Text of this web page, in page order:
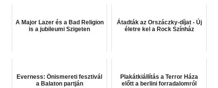
A Major Lazer és a Bad Religion
is a jubileumi Szigeten
Átadták az Orszáczky-díjat - Új
életre kel a Rock Színház
Everness: Önismereti fesztivál
a Balaton partján
Plakátkiállítás a Terror Háza
előtt a berlini forradalomról